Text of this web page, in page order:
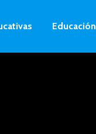
Educación